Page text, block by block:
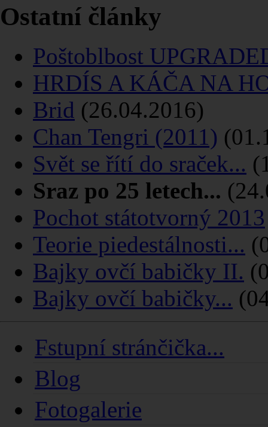
Ostatní články
Poštoblbost
HRDÍS A KÁČA NA
Brid (26.04.2016)
Chan Tengri (2011)
Svět se řítí do sraček...
Sraz po 25 letech...
Pochot státotvorný 2013
Teorie piedestálnosti...
Bajky ovčí babičky II.
Bajky ovčí babičky...
Fstupní stránčička...
Blog
Fotogalerie